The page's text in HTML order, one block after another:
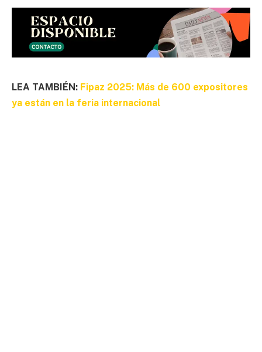
LEA TAMBIÉN: Fipaz 2025: Más de 600 expositores
ya están en la feria internacional